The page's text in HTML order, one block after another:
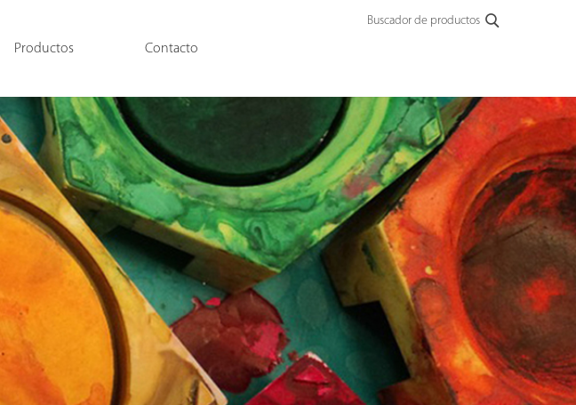
Productos Contacto
Buscador de productos